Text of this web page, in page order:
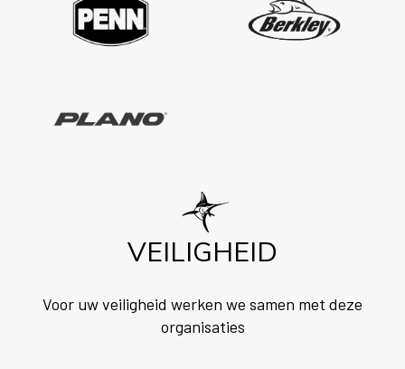
VEILIGHEID
Voor uw veiligheid werken we samen met deze
organisaties